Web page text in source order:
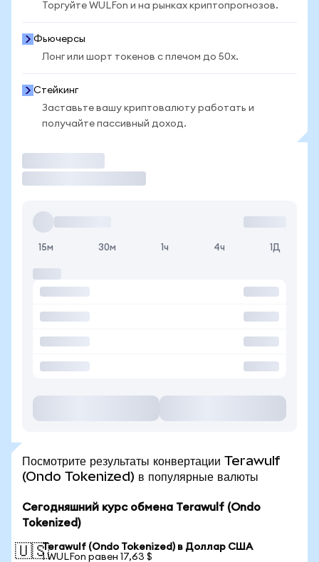
Торгуйте WULFon и на рынках криптопрогнозов.
Фьючерсы
Лонг или шорт токенов с плечом до 50x.
Стейкинг
Заставьте вашу криптовалюту работать и
получайте пассивный доход.
15м 30м 1ч 4ч 1Д
Посмотрите результаты конвертации Terawulf
(Ondo Tokenized) в популярные валюты
Сегодняшний курс обмена Terawulf (Ondo
Tokenized)
🇺🇸Terawulf (Ondo Tokenized) в Доллар США
1 WULFon равен 17,63 $